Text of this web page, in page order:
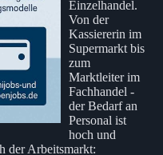
Einzelhandel.
Von der
Kassiererin im
Supermarkt bis
zum
Marktleiter im
Fachhandel -
der Bedarf an
Personal ist
hoch und
der Arbeitsmarkt: